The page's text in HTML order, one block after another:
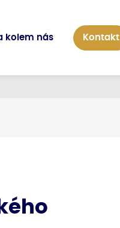
kolem nás Kontakt